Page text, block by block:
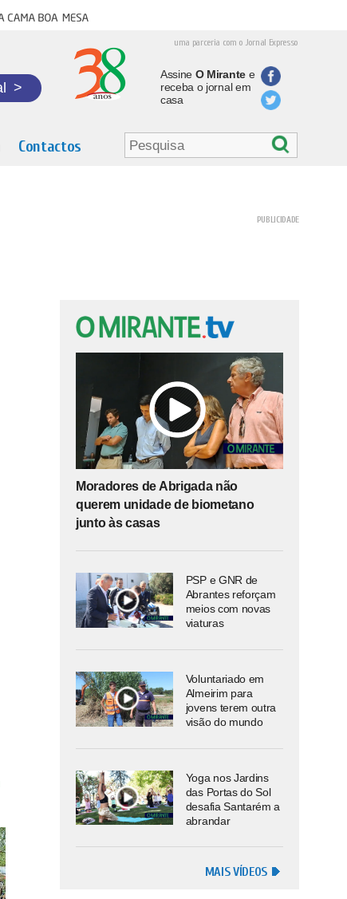
cama boa mesa
uma parceria com o Jornal Expresso
>
Assine O Mirantee
receba o jornal em
casa
Contactos
Moradores de Abrigada não
querem unidade de biometano
junto às casas
PSP e GNR de
Abrantes reforçam
meios com novas
viaturas
Voluntariado em
Almeirim para
jovens terem outra
visão do mundo
Yoga nos Jardins
das Portas do Sol
desafia Santarém a
abrandar
MAIS VÍDEOS